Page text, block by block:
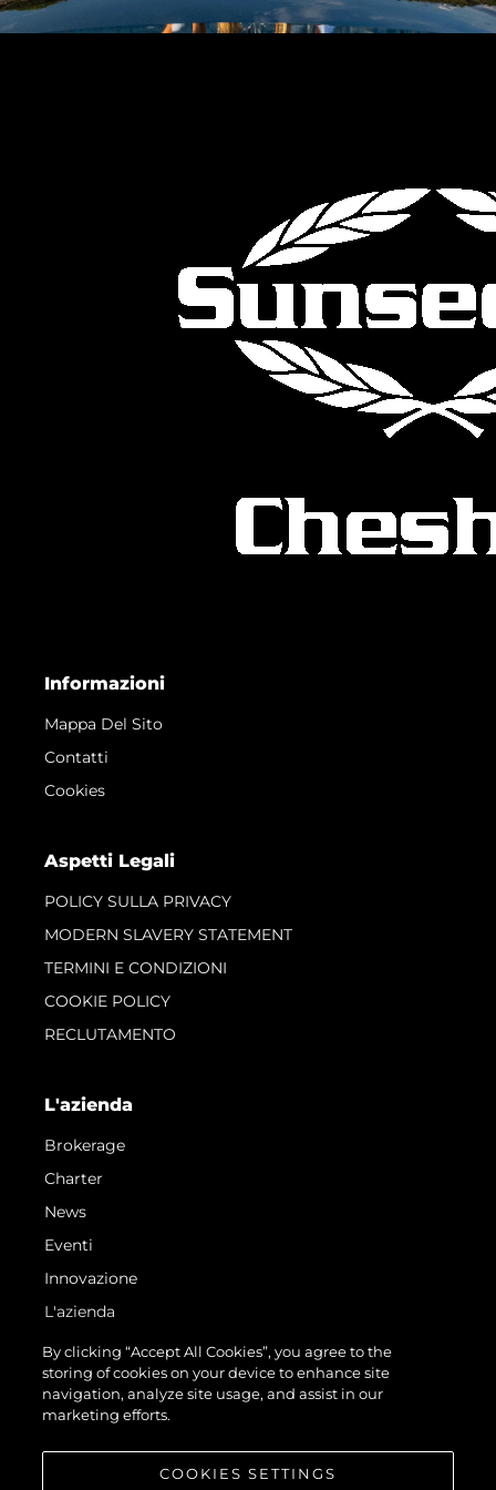
VALUTA LA TUA IMBARCAZIONE
Informazioni
Mappa Del Sito
Contatti
Cookies
Aspetti Legali
POLICY SULLA PRIVACY
MODERN SLAVERY STATEMENT
TERMINI E CONDIZIONI
COOKIE POLICY
RECLUTAMENTO
L'azienda
Brokerage
Charter
News
Eventi
Innovazione
L'azienda
Il Team
Lifestyle
Heritage
By clicking “Accept All Cookies”, you agree to the
storing of cookies on your device to enhance site
navigation, analyze site usage, and assist in our
marketing efforts.
COOKIES SETTINGS